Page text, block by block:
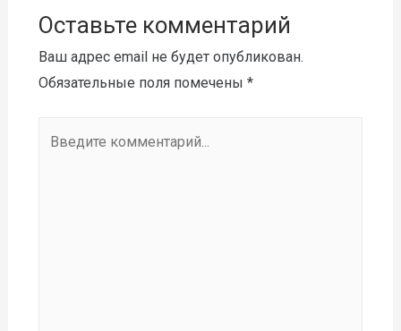
Оставьте комментарий
Ваш адрес email не будет опубликован.
Обязательные поля помечены *